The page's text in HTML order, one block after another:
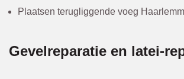
Plaatsen terugliggende voeg
Gevelreparatie en latei-